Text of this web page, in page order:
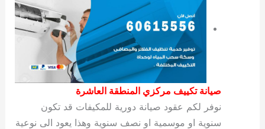
صيانة تكييف مركزي المنطقة العاشرة
نوفر لكم عقود صيانة دورية للمكيفات قد تكون
سنوية او موسمية او نصف سنوية وهذا يعود الى نوعية